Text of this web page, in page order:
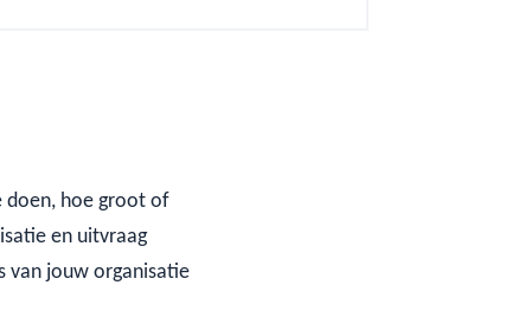
doen, hoe groot of
en uitvraag
van jouw organisatie